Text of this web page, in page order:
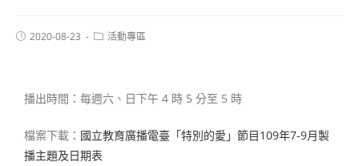
2020-08-23 活動專區
播出時間：每週六、日下午 4 時 5 分至 5 時
檔案下載： 國立教育廣播電臺「特別的愛」節目109年7-9月製
播主題及日期表